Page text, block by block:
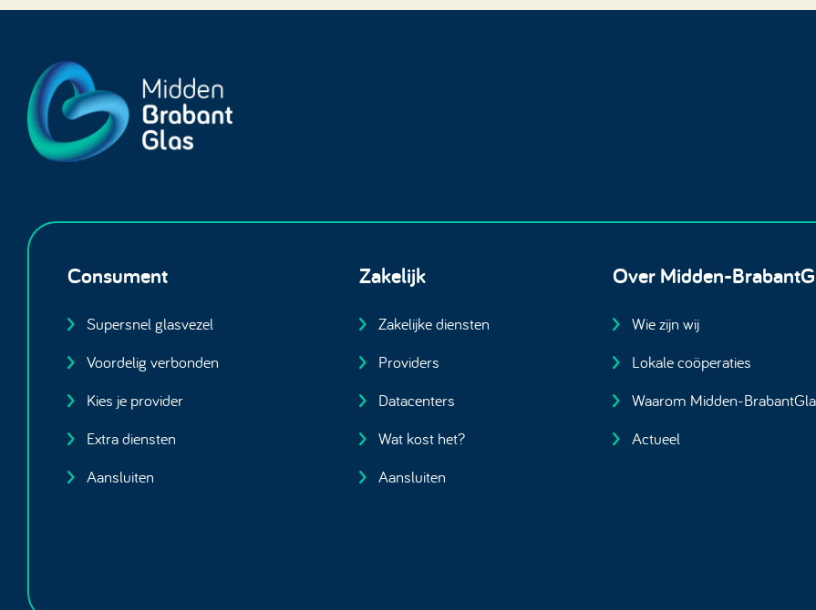
Consument
Supersnel glasvezel
Voordelig verbonden
Kies je provider
Extra diensten
Aansluiten
Zakelijk
Zakelijke diensten
Providers
Datacenters
Wat kost het?
Aansluiten
Over Midden-
Wie zijn wij
Lokale coöperaties
Waarom Midden-
Actueel